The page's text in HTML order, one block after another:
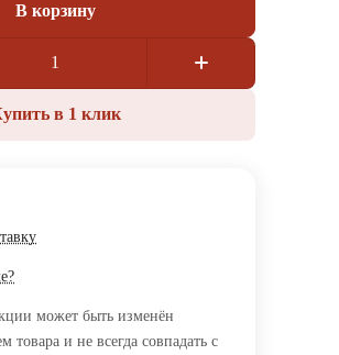
В корзину
в 1 клик
может быть изменён
товара и не всегда совпадать с